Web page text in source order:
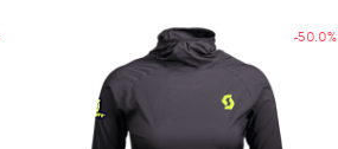
-50.0%